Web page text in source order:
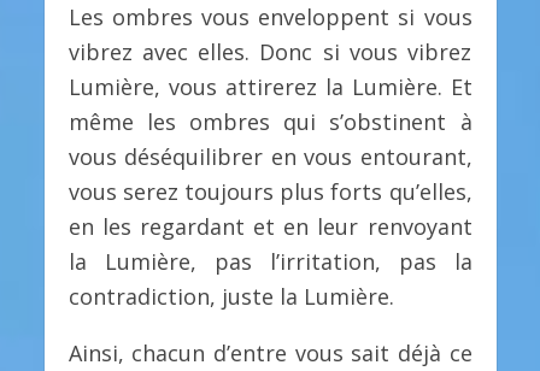
Les ombres vous enveloppent si vous
vibrez avec elles. Donc si vous vibrez
Lumière, vous attirerez la Lumière. Et
même les ombres qui s’obstinent à
vous déséquilibrer en vous entourant,
vous serez toujours plus forts qu’elles,
en les regardant et en leur renvoyant
la Lumière, pas l’irritation, pas la
contradiction, juste la Lumière.
Ainsi, chacun d’entre vous sait déjà ce